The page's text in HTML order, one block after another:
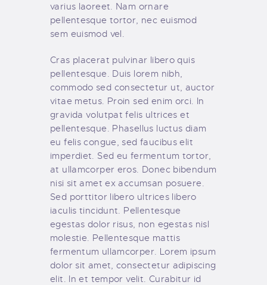
varius laoreet. Nam ornare
pellentesque tortor, nec euismod
sem euismod vel.
Cras placerat pulvinar libero quis
pellentesque. Duis lorem nibh,
commodo sed consectetur ut, auctor
vitae metus. Proin sed enim orci. In
gravida volutpat felis ultrices et
pellentesque. Phasellus luctus diam
eu felis congue, sed faucibus elit
imperdiet. Sed eu fermentum tortor,
at ullamcorper eros. Donec bibendum
nisi sit amet ex accumsan posuere.
Sed porttitor libero ultrices libero
iaculis tincidunt. Pellentesque
egestas dolor risus, non egestas nisl
molestie. Pellentesque mattis
fermentum ullamcorper. Lorem ipsum
dolor sit amet, consectetur adipiscing
elit. In et tempor velit. Curabitur id